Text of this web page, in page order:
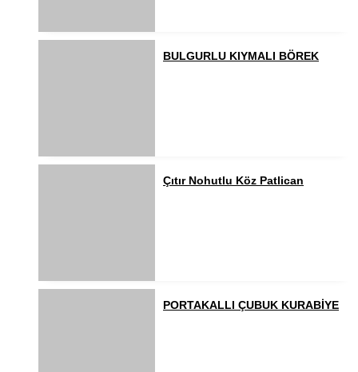
BULGURLU KIYMALI BÖREK
Çıtır Nohutlu Köz Patlican
PORTAKALLI ÇUBUK KURABİYE